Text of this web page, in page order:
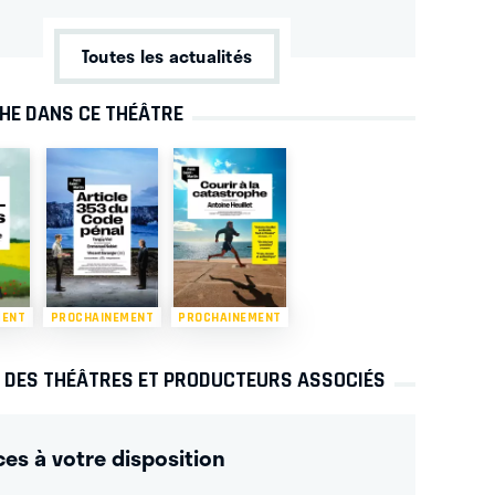
Toutes les actualités
DANS CE THÉÂTRE
PROCHAINEMENT PROCHAINEMENT
THÉÂTRES ET PRODUCTEURS ASSOCIÉS
à votre disposition